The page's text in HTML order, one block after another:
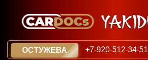
ОСТУЖЕВА +7-920-512-34-51